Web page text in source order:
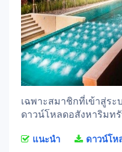
เฉพาะสมาชิกที่เข้าสู่ร
ดาวน์โหลดอสังหาริมท
แนะนำ ดาวน์โห